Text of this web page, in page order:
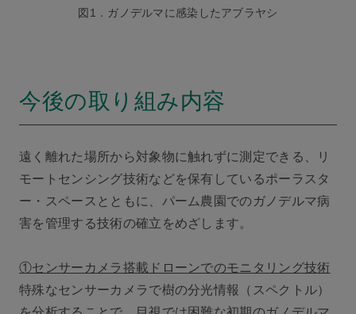
図1．ガノデルマに感染したアブラヤシ
今後の取り組み内容
遠く離れた場所から対象物に触れずに測定できる、リ
モートセンシング技術などを保有しているポーラスタ
ー・スペースとともに、パーム農園でのガノデルマ病
害を管理する技術の確立をめざします。
①センサーカメラ搭載ドローンでのモニタリング技術
特殊なセンサーカメラで樹の分光情報（スペクトル）